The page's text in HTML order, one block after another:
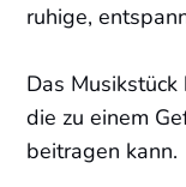
ruhige,
Das
die zu einem
beitragen kann.